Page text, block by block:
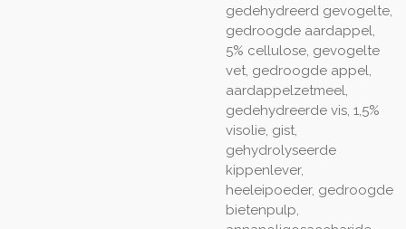
gedehydreerd gevogelte,
gedroogde aardappel,
5% cellulose, gevogelte
vet, gedroogde appel,
aardappelzetmeel,
gedehydreerde vis, 1,5%
visolie, gist,
gehydrolyseerde
kippenlever,
heeleipoeder, gedroogde
bietenpulp,